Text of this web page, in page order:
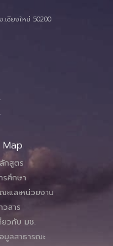
เชียงใหม่ 50200
Map
กสูตร
รศึกษา
ะและหน่วยงาน
วสาร
ยวกับ มช.
มูลสาธารณะ